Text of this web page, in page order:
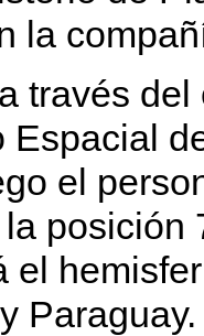
la
través
Espacial
el
el
Paraguay.